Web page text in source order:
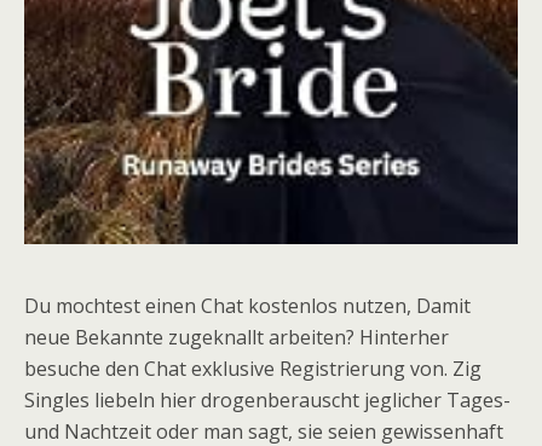
Du mochtest einen Chat kostenlos nutzen, Damit
neue Bekannte zugeknallt arbeiten? Hinterher
besuche den Chat exklusive Registrierung von. Zig
Singles liebeln hier drogenberauscht jeglicher Tages-
und Nachtzeit oder man sagt, sie seien gewissenhaft